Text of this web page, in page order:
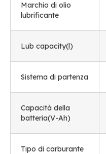
Marchio di olio
lubrificante
Lub capacity(l)
Sistema di partenza
Capacità della
batteria(V-Ah)
Tipo di carburante